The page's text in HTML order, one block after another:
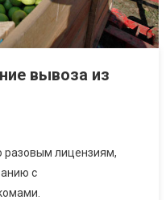
вывоза из
разовым лицензиям,
с